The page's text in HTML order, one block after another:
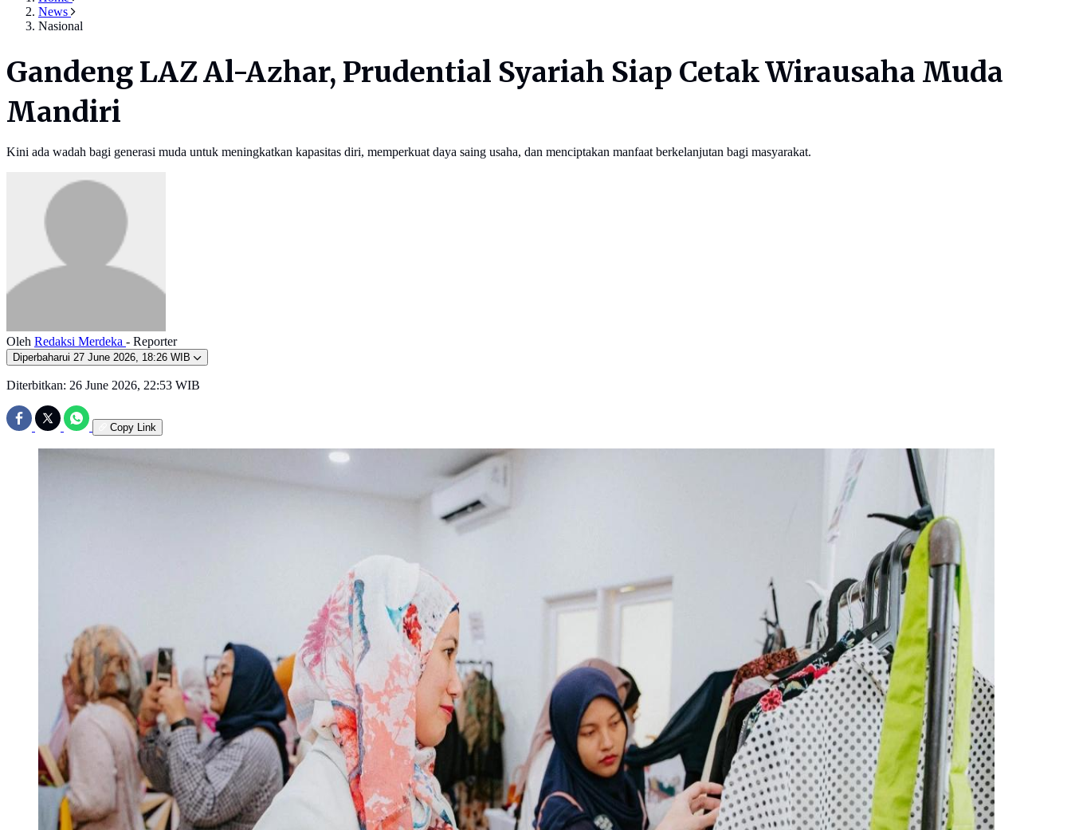
News
Nasional
Gandeng LAZ Al-Azhar, Prudential Syariah Siap Cetak Wirausaha Muda
Mandiri
Kini ada wadah bagi generasi muda untuk meningkatkan kapasitas diri, memperkuat daya saing usaha, dan menciptakan manfaat berkelanjutan bagi masyarakat.
Oleh Redaksi Merdeka - Reporter
Diperbaharui 27 June 2026, 18:26 WIB
Diterbitkan: 26 June 2026, 22:53 WIB
Copy Link